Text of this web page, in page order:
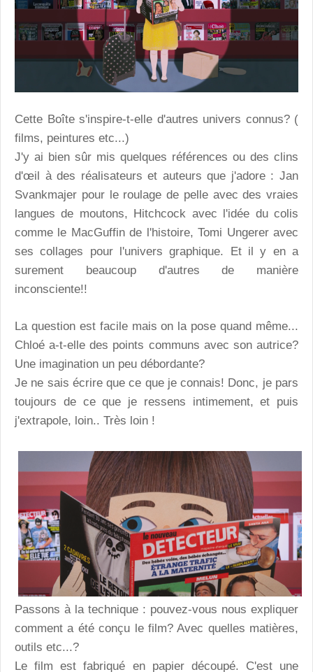
Cette Boîte s'inspire-t-elle d'autres univers connus? (
films, peintures etc...)
J'y ai bien sûr mis quelques références ou des clins
d'œil à des réalisateurs et auteurs que j'adore : Jan
Svankmajer pour le roulage de pelle avec des vraies
langues de moutons, Hitchcock avec l'idée du colis
comme le MacGuffin de l'histoire, Tomi Ungerer avec
ses collages pour l'univers graphique. Et il y en a
surement beaucoup d'autres de manière
inconsciente!!
La question est facile mais on la pose quand même...
Chloé a-t-elle des points communs avec son autrice?
Une imagination un peu débordante?
Je ne sais écrire que ce que je connais! Donc, je pars
toujours de ce que je ressens intimement, et puis
j'extrapole, loin.. Très loin !
Passons à la technique : pouvez-vous nous expliquer
comment a été conçu le film? Avec quelles matières,
outils etc...?
Le film est fabriqué en papier découpé. C'est une